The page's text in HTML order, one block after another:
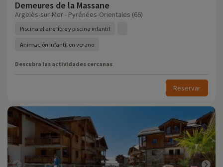
Demeures de la Massane
Argelès-sur-Mer - Pyrénées-Orientales (66)
Piscina al aire libre y piscina infantil
Animación infantil en verano
Descubra las actividades cercanas
Reservar